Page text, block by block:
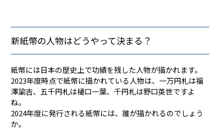
新紙幣の人物はどうやって決まる？
紙幣には日本の歴史上で功績を残した人物が描かれます。
2023年度時点で紙幣に描かれている人物は、一万円札は福
澤諭吉、五千円札は樋口一葉、千円札は野口英世ですよ
ね。
2024年度に発行される紙幣には、誰が描かれるのでしょう
か。